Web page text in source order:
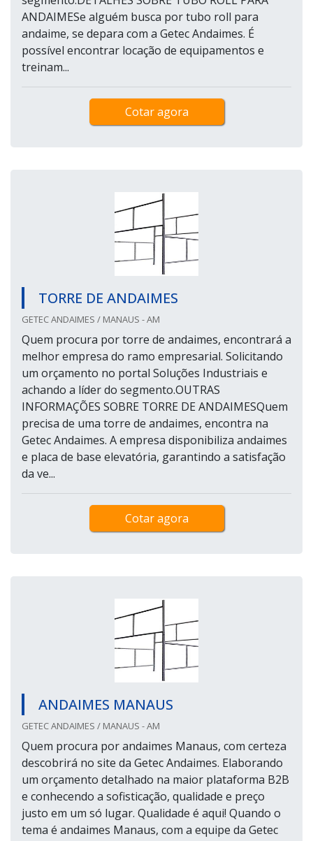
ANDAIMESe alguém busca por tubo roll para
andaime, se depara com a Getec Andaimes. É
possível encontrar locação de equipamentos e
treinam...
Cotar agora
TORRE DE ANDAIMES
GETEC ANDAIMES / MANAUS - AM
Quem procura por torre de andaimes, encontrará a
melhor empresa do ramo empresarial. Solicitando
um orçamento no portal Soluções Industriais e
achando a líder do segmento.OUTRAS
INFORMAÇÕES SOBRE TORRE DE ANDAIMESQuem
precisa de uma torre de andaimes, encontra na
Getec Andaimes. A empresa disponibiliza andaimes
e placa de base elevatória, garantindo a satisfação
da ve...
Cotar agora
ANDAIMES MANAUS
GETEC ANDAIMES / MANAUS - AM
Quem procura por andaimes Manaus, com certeza
descobrirá no site da Getec Andaimes. Elaborando
um orçamento detalhado na maior plataforma B2B
e conhecendo a sofisticação, qualidade e preço
justo em um só lugar. Qualidade é aqui! Quando o
tema é andaimes Manaus, com a equipe da Getec